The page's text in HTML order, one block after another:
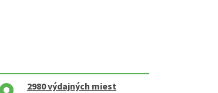
2980výdajných miest